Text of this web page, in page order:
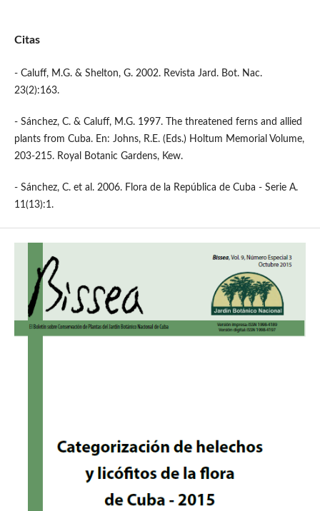
Citas
- Caluff, M.G. & Shelton, G. 2002. Revista Jard. Bot. Nac.
23(2):163.
- Sánchez, C. & Caluff, M.G. 1997. The threatened ferns and allied
plants from Cuba. En: Johns, R.E. (Eds.) Holtum Memorial Volume,
203-215. Royal Botanic Gardens, Kew.
- Sánchez, C. et al. 2006. Flora de la República de Cuba - Serie A.
11(13):1.